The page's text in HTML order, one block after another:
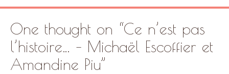
One thought on “Ce n’est pas
l’histoire… – Michaël Escoffier et
Amandine Piu”